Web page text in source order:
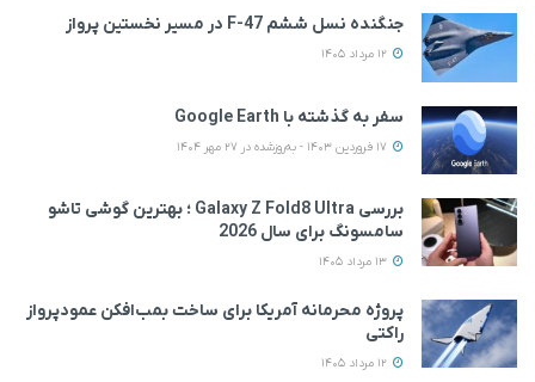
جنگنده نسل ششم F-47 در مسیر نخستین پرواز
سفر به گذشته با Google Earth
بررسی Galaxy Z Fold8 Ultra ؛ بهترین گوشی تاشو
سامسونگ برای سال 2026
پروژه محرمانه آمریکا برای ساخت بمب‌افکن عمودپرواز
راکتی